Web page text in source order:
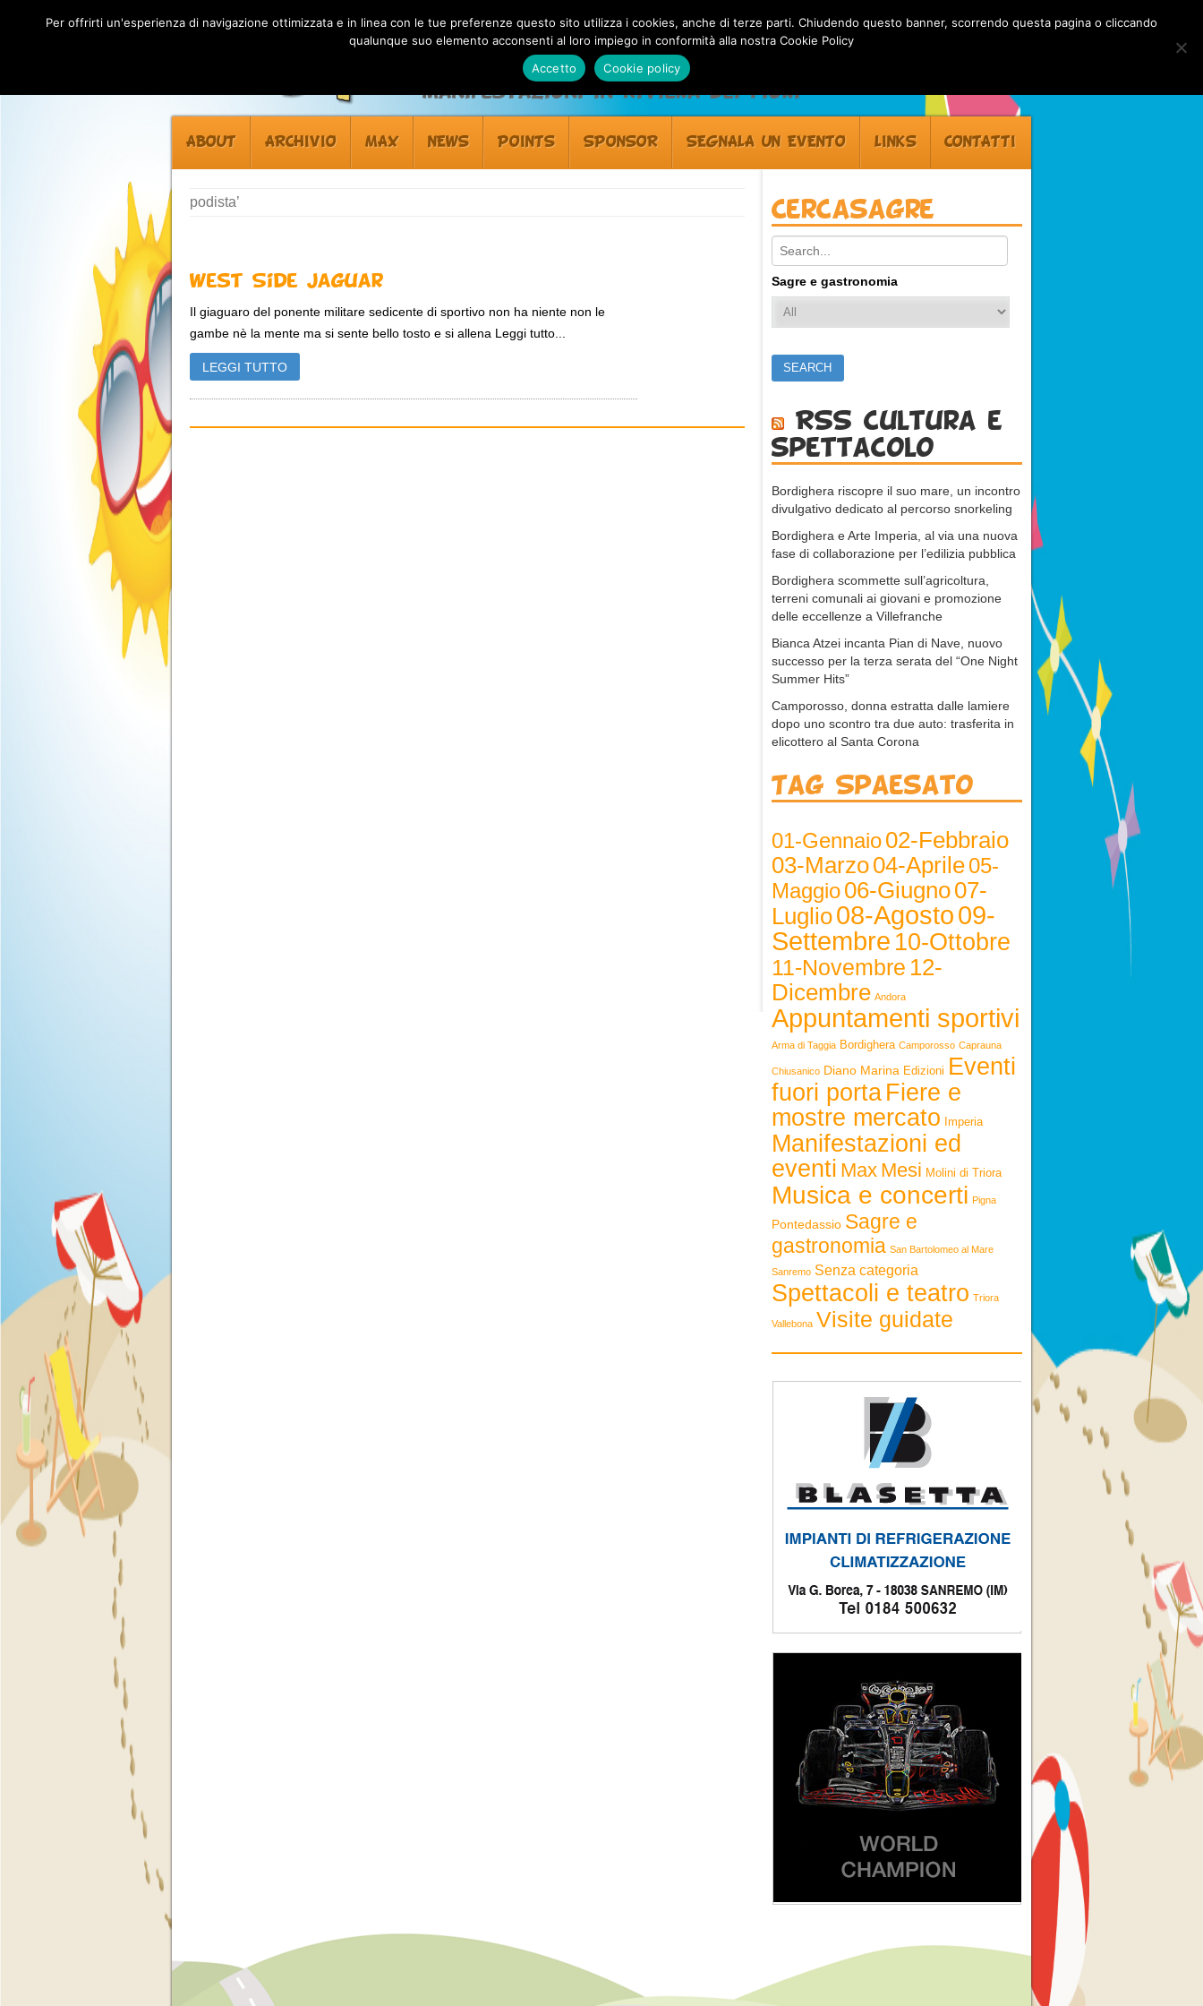
Manifestazioni in Riviera dei Fiori
ABOUT ARCHIVIO MAX NEWS POINTS SPONSOR SEGNALA UN EVENTO LINKS CONTATTI
podista’
West Side Jaguar
Il giaguaro del ponente militare sedicente di sportivo non ha niente non le
gambe nè la mente ma si sente bello tosto e si allena Leggi tutto...
LEGGI TUTTO
Cercasagre
Search:
Sagre e gastronomia
RSS cultura e
spettacolo
Bordighera riscopre il suo mare, un incontro
divulgativo dedicato al percorso snorkeling
Bordighera e Arte Imperia, al via una nuova
fase di collaborazione per l’edilizia pubblica
Bordighera scommette sull’agricoltura,
terreni comunali ai giovani e promozione
delle eccellenze a Villefranche
Bianca Atzei incanta Pian di Nave, nuovo
successo per la terza serata del “One Night
Summer Hits”
Camporosso, donna estratta dalle lamiere
dopo uno scontro tra due auto: trasferita in
elicottero al Santa Corona
Tag Spaesato
01-Gennaio02-Febbraio
03-Marzo04-Aprile05-
Maggio06-Giugno07-
Luglio08-Agosto09-
Settembre 10-Ottobre
11-Novembre 12-
Dicembre Andora
Appuntamenti sportivi
Arma di Taggia Bordighera Camporosso Caprauna
Chiusanico Diano Marina Edizioni Eventi
fuori porta Fiere e
mostre mercato
Imperia
Manifestazioni ed
eventi Max Mesi Molini di Triora
Musica e concerti Pigna
Pontedassio Sagre e
gastronomia San Bartolomeo al Mare
Sanremo Senza categoria
Spettacoli e teatro Triora
Vallebona Visite guidate
Per offrirti un'esperienza di navigazione ottimizzata e in linea con le tue preferenze questo sito utilizza i cookies, anche di terze parti. Chiudendo questo banner, scorrendo questa pagina o cliccando
qualunque suo elemento acconsenti al loro impiego in conformità alla nostra Cookie Policy
Accetto
Cookie policy